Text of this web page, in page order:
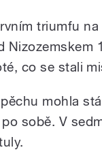
triumfu na
Nizozemskem
co se stali
mohla
sobě. V